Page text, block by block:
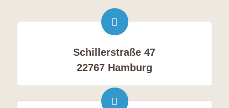
Schillerstraße 47
22767 Hamburg